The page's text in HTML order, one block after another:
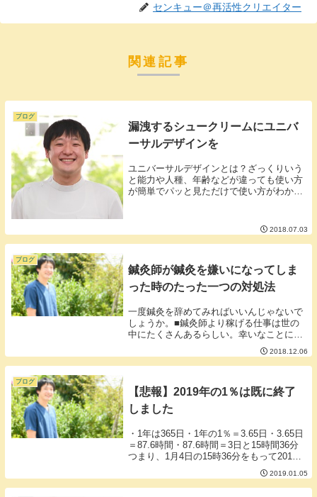
センキュー＠再活性クリエイター
関連記事
ブログ
漏洩するシュークリームにユニバ
ーサルデザインを
ユニバーサルデザインとは？ざっくりいう
と能力や人種、年齢などが違っても使い方
が簡単でパッと見ただけで使い方がわかる
動販売機の硬貨投入口などなどユニバーサ
ルデザインは...
2018.07.03
ブログ
鍼灸師が鍼灸を嫌いになってしま
った時のたった一つの対処法
一度鍼灸を辞めてみればいいんじゃないで
しょうか。■鍼灸師より稼げる仕事は世の
中にたくさんあるらしい。幸いなことに鍼
灸師と同等もしくはそれ以上に貰える仕事
は沢山あるそうです。鍼灸師クラスの生活
水準であれば転職にはそう困らないでしょ
2018.12.06
ブログ
【悲報】2019年の1％は既に終了
しました
・1年は365日・1年の1％＝3.65日・3.65日
＝87.6時間・87.6時間＝3日と15時間36分
つまり、1月4日の15時36分をもって2019
年の1％は終了したことになります。来週
の前半にはもう2％が終了してしまいま
す。1年の1％のう...
2019.01.05